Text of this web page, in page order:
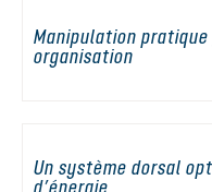
Manipulation pratique
organisation
Un système dorsal
d’énergie